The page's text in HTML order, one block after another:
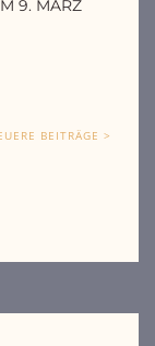
9. MÄRZ
BEITRÄGE >